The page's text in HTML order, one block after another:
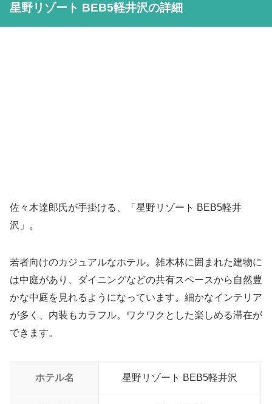
星野リゾート BEB5軽井沢の詳細
佐々木達郎氏が手掛ける、「星野リゾート BEB5軽井
沢」。
若者向けのカジュアルなホテル。雑木林に囲まれた建物に
は中庭があり、ダイニングなどの共有スペースから自然豊
かな中庭を見れるようになっています。細かなインテリア
が多く、内装もカラフル。ワクワクとした楽しめる滞在が
できます。
ホテル名 星野リゾート BEB5軽井沢